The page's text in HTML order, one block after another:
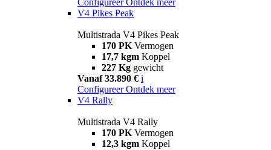
V4 Pikes Peak
Multistrada V4 Pikes Peak
170 PK Vermogen
17,7 kgm Koppel
227 Kg gewicht
Vanaf 33.890 € i
Configureer Ontdek meer
V4 Rally
Multistrada V4 Rally
170 PK Vermogen
12,3 kgm Koppel